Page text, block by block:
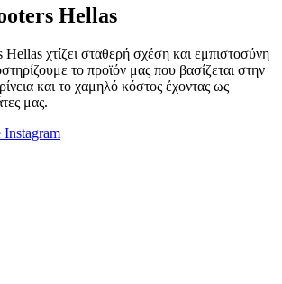
Hellas
χτίζει σταθερή σχέση και εμπιστοσύνη
το προϊόν μας που βασίζεται στην
και το χαμηλό κόστος έχοντας ως
μας.
Instagram